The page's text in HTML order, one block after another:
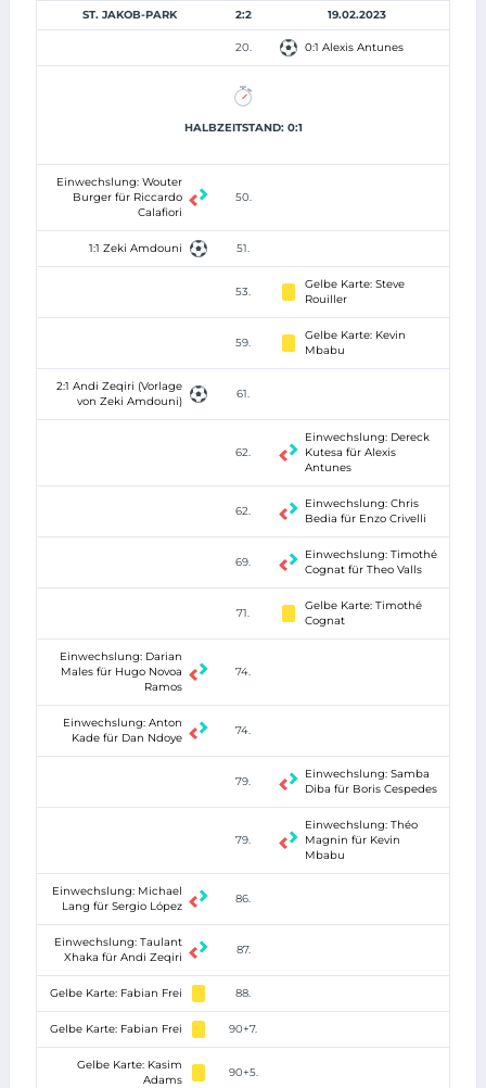
ST. JAKOB-PARK 2:2 19.02.2023
20. 0:1 Alexis Antunes
HALBZEITSTAND: 0:1
Einwechslung: Wouter
Burger für Riccardo
Calafiori
50.
1:1 Zeki Amdouni 51.
53.
Gelbe Karte: Steve
Rouiller
59.
Gelbe Karte: Kevin
Mbabu
2:1 Andi Zeqiri (Vorlage
von Zeki Amdouni)
61.
62.
Einwechslung: Dereck
Kutesa für Alexis
Antunes
62.
Einwechslung: Chris
Bedia für Enzo Crivelli
69.
Einwechslung: Timothé
Cognat für Theo Valls
71.
Gelbe Karte: Timothé
Cognat
Einwechslung: Darian
Males für Hugo Novoa
Ramos
74.
Einwechslung: Anton
Kade für Dan Ndoye
74.
79.
Einwechslung: Samba
Diba für Boris Cespedes
79.
Einwechslung: Théo
Magnin für Kevin
Mbabu
Einwechslung: Michael
Lang für Sergio López
86.
Einwechslung: Taulant
Xhaka für Andi Zeqiri
87.
Gelbe Karte: Fabian Frei 88.
Gelbe Karte: Fabian Frei 90+7.
Gelbe Karte: Kasim
Adams
90+5.